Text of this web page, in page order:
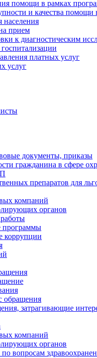
помощи в рамках
и качества
населения
прием
к диагностическим
платных услуг
услуг
документы, приказы
гражданина в сфере
препаратов для
компаний
органов
программы
коррупции
обращения
затрагивающие
компаний
органов
вопросам